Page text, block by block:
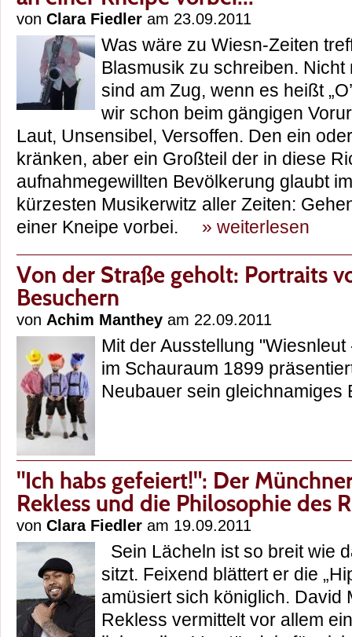
von Clara Fiedler am 23.09.2011
Was wäre zu Wiesn-Zeiten
Blasmusik zu schreiben.
sind am Zug, wenn es heißt
wir schon beim gängigen
Laut, Unsensibel, Versoffen. Den ein
kränken, aber ein Großteil der in diese
aufnahmegewillten Bevölkerung glaubt
kürzesten Musikerwitz aller Zeiten:
einer Kneipe vorbei. » weiterlesen
Von der Straße geholt: Portraits
Besuchern
von Achim Manthey am 22.09.2011
Mit der Ausstellung
im Schauraum 1899
Neubauer sein
"Ich habs gefeiert!": Der
Rekless und die Philosophie des
von Clara Fiedler am 19.09.2011
Sein Lächeln ist so breit wie
sitzt. Feixend blättert er die
amüsiert sich königlich. David
Rekless vermittelt vor allem